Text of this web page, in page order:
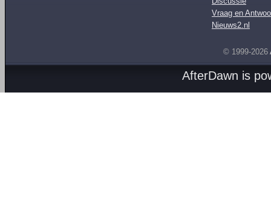
Vraag en
Nieuws2.nl
© 1999-2026
AfterDawn is